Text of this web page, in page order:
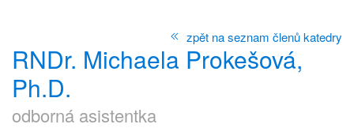
zpět na seznam členů katedry
RNDr. Michaela Prokešová,
Ph.D.
odborná asistentka